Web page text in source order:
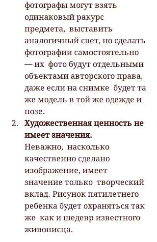
фотографы могут взять
одинаковый ракурс
предмета,  выставить
аналогичный свет, но сделать
фотографии самостоятельно
— их  фото будут отдельными
объектами авторского права,
даже если на снимке  будет та
же модель в той же одежде и
позе.
Художественная ценность не
имеет значения.
Неважно,  насколько
качественно сделано
изображение, имеет
значение только  творческий
вклад. Рисунок пятилетнего
ребенка будет охраняться так
же  как и шедевр известного
живописца.